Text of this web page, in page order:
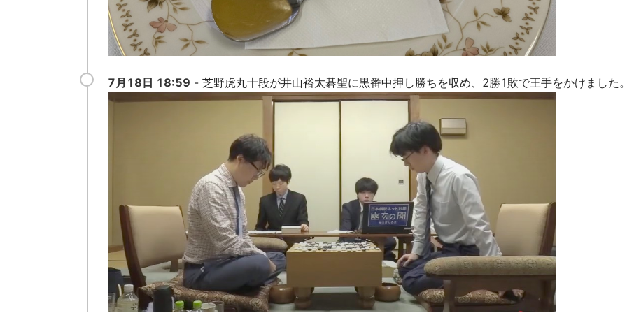
7月18日 18:59 - 芝野虎丸十段が井山裕太碁聖に黒番中押し勝ちを収め、2勝1敗で王手をかけました